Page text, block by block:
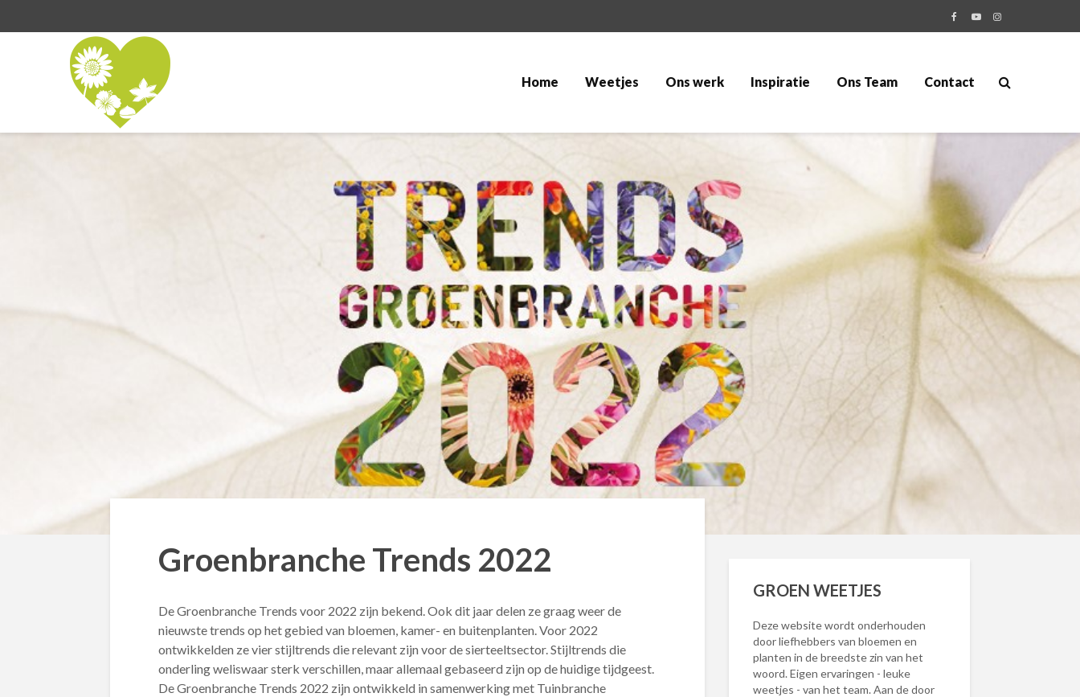
Home Weetjes Ons werk Inspiratie Ons Team Contact
Groenbranche Trends 2022
De Groenbranche Trends voor 2022 zijn bekend. Ook dit jaar delen ze graag weer de
nieuwste trends op het gebied van bloemen, kamer- en buitenplanten. Voor 2022
ontwikkelden ze vier stijltrends die relevant zijn voor de sierteeltsector. Stijltrends die
onderling weliswaar sterk verschillen, maar allemaal gebaseerd zijn op de huidige tijdgeest.
De Groenbranche Trends 2022 zijn ontwikkeld in samenwerking met Tuinbranche
GROEN WEETJES
Deze website wordt onderhouden
door liefhebbers van bloemen en
planten in de breedste zin van het
woord. Eigen ervaringen - leuke
weetjes - van het team. Aan de door